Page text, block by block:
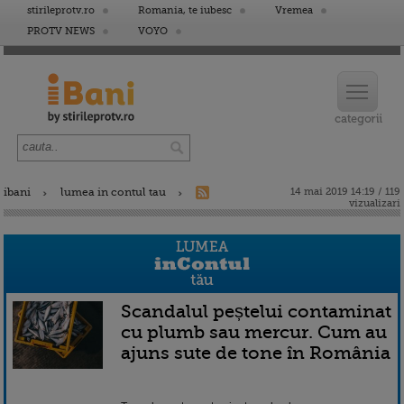
stirileprotv.ro Romania, te iubesc
Vremea
PROTV NEWS
VOYO
ibani lumea in contul tau
14 mai 2019 14:19 / 119
vizualizari
Scandalul peștelui contaminat
cu plumb sau mercur. Cum au
ajuns sute de tone în România